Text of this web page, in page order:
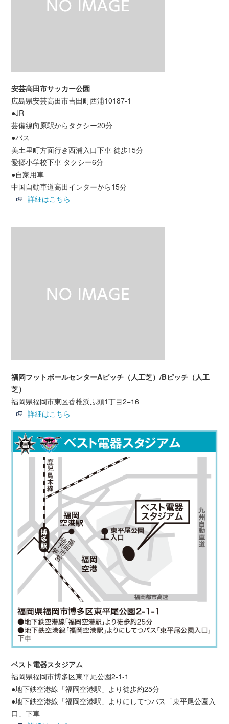
安芸高田市サッカー公園
広島県安芸高田市吉田町西浦10187-1
●JR
芸備線向原駅からタクシー20分
●バス
美土里町方面行き西浦入口下車 徒歩15分
愛郷小学校下車 タクシー6分
●自家用車
中国自動車道高田インターから15分
詳細はこちら
福岡フットボールセンターAピッチ（人工芝）/Bピッチ（人工
芝）
福岡県福岡市東区香椎浜ふ頭1丁目2−16
詳細はこちら
ベスト電器スタジアム
福岡県福岡市博多区東平尾公園2-1-1
●地下鉄空港線「福岡空港駅」より徒歩約25分
●地下鉄空港線「福岡空港駅」よりにしてつバス「東平尾公園入
口」下車